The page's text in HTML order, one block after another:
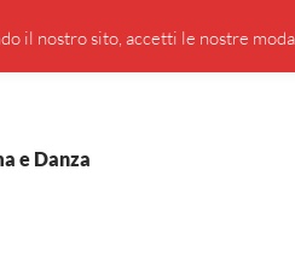
DI GIUSEPPE BORSOI
e Danza
il nostro sito, accetti le nostre